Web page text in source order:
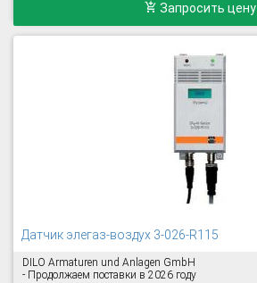
Запросить цену
Датчик элегаз-воздух 3-026-R115
DILO Armaturen und Anlagen GmbH
- Продолжаем поставки в 2026 году